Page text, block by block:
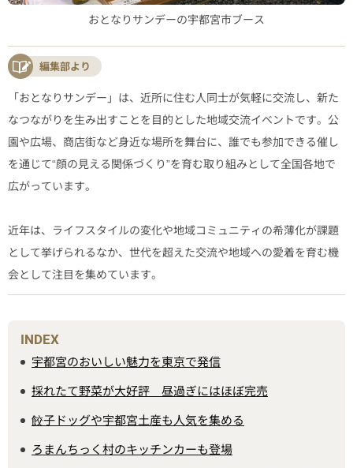
おとなりサンデーの宇都宮市ブース
編集部より
「おとなりサンデー」は、近所に住む人同士が気軽に交流し、新た
なつながりを生み出すことを目的とした地域交流イベントです。公
園や広場、商店街など身近な場所を舞台に、誰でも参加できる催し
を通じて“顔の見える関係づくり”を育む取り組みとして全国各地で
広がっています。
近年は、ライフスタイルの変化や地域コミュニティの希薄化が課題
として挙げられるなか、世代を超えた交流や地域への愛着を育む機
会として注目を集めています。
INDEX
宇都宮のおいしい魅力を東京で発信
採れたて野菜が大好評 昼過ぎにはほぼ完売
餃子ドッグや宇都宮土産も人気を集める
ろまんちっく村のキッチンカーも登場